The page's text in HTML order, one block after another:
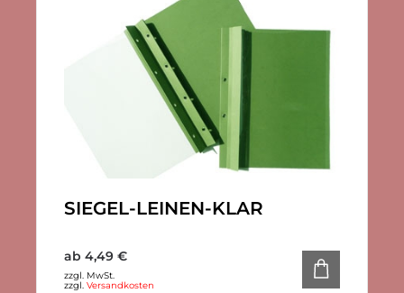
SIEGEL-LEINEN-KLAR
ab 4,49 €
zzgl. MwSt.
zzgl. Versandkosten